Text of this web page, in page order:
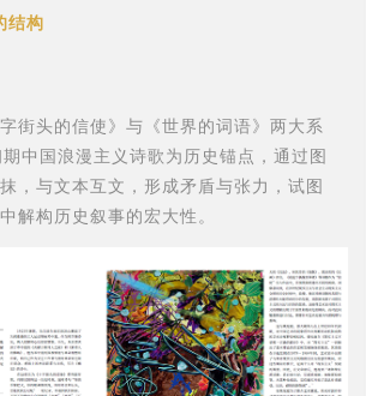
结构
街头的信使》与《世界的词语》两大系
中国浪漫主义诗歌为历史锚点，通过图
，与文本互文，形成矛盾与张力，试图
解构历史叙事的宏大性。